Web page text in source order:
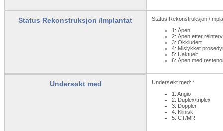
Status Rekonstruksjon /Implantat
Status Rekonstruksjon /
1: Åpen
2: Åpen etter
3: Okkludert
4: Mislykket
5: Uaktuelt
6: Åpen med
Undersøkt med
Undersøkt med: *
1: Angio
2: Duplex/triplex
3: Doppler
4: Klinisk
5: CT/MR